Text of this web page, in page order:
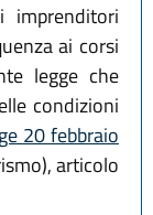
imprenditori
ai corsi
legge che
condizioni
20 febbraio
articolo